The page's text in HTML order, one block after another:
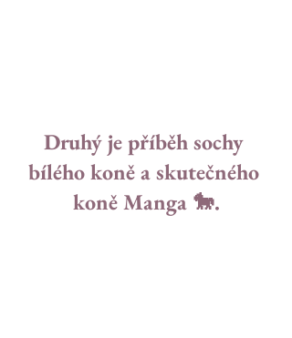
Druhý je příběh sochy
bílého koně a skutečného
koně Manga 🐎.